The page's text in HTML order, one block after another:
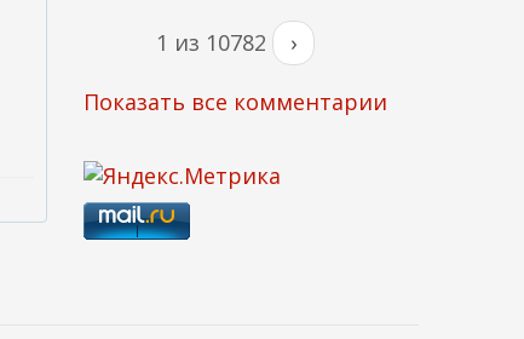
1 из 10782 ›
Показать все комментарии